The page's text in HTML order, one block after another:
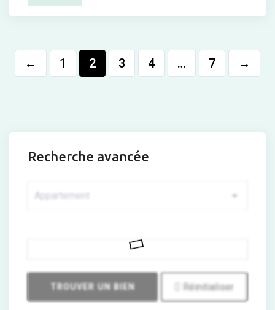
← 1 2 3 4 … 7 →
Recherche avancée
TROUVER UN BIEN Réinitialiser